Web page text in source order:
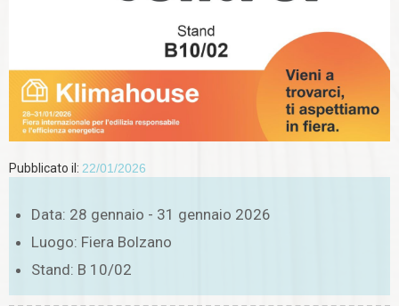
Pubblicato il: 22/01/2026
Data: 28 gennaio - 31 gennaio 2026
Luogo: Fiera Bolzano
Stand: B 10/02
Necessari
Questi cookie
occorrono al
sito per
website's